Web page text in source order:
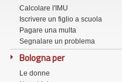
Calcolare l'IMU
Iscrivere un figlio a scuola
Pagare una multa
Segnalare un problema
Bologna per
Le donne